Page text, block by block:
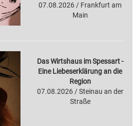
07.08.2026 / Frankfurt am
Main
Das Wirtshaus im Spessart -
Eine Liebeserklärung an die
Region
07.08.2026 / Steinau an der
Straße